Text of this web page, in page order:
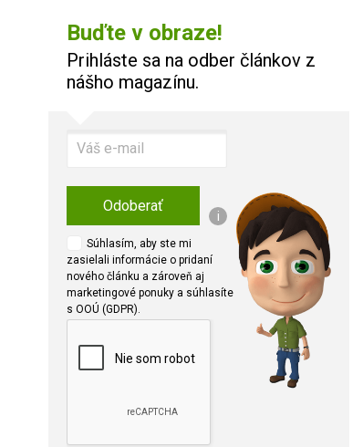
Buďte v obraze!
Prihláste sa na odber článkov z
nášho magazínu.
Odoberať
i
Súhlasím, aby ste mi
zasielali informácie o pridaní
nového článku a zároveň aj
marketingové ponuky a súhlasíte
s OOÚ (GDPR).